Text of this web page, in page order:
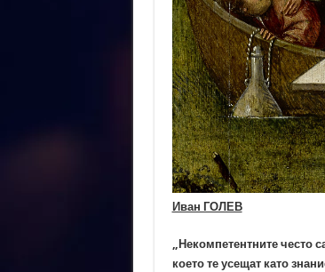
Иван ГОЛЕВ
„Некомпетентните често
което те усещат като